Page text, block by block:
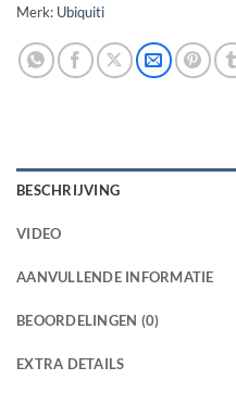
Merk: Ubiquiti
BESCHRIJVING
VIDEO
AANVULLENDE INFORMATIE
BEOORDELINGEN (0)
EXTRA DETAILS